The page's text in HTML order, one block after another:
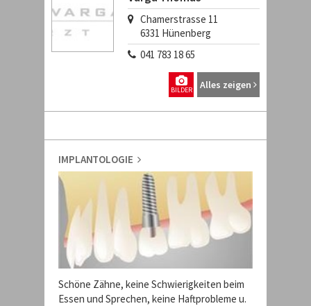
Chamerstrasse 11
6331 Hünenberg
041 783 18 65
Alles zeigen
BILDER
IMPLANTOLOGIE
Schöne Zähne, keine Schwierigkeiten beim
Essen und Sprechen, keine Haftprobleme u.